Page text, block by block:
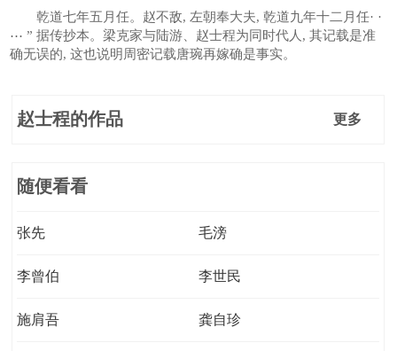
乾道七年五月任。赵不敌, 左朝奉大夫, 乾道九年十二月任· ·
⋯ ” 据传抄本。梁克家与陆游、赵士程为同时代人, 其记载是准
确无误的, 这也说明周密记载唐琬再嫁确是事实。
赵士程的作品 更多
随便看看
张先 毛滂
李曾伯 李世民
施肩吾 龚自珍